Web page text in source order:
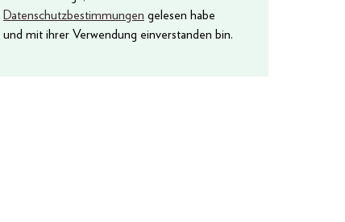
Datenschutzbestimmungen gelesen habe
und mit ihrer Verwendung einverstanden bin.